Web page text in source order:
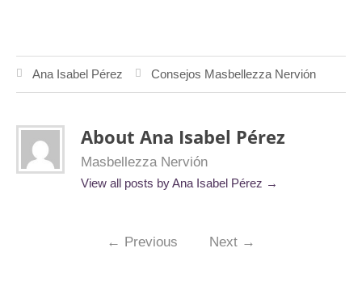
Ana Isabel Pérez Consejos Masbellezza Nervión
About Ana Isabel Pérez
Masbellezza Nervión
View all posts by Ana Isabel Pérez →
← Previous Next →